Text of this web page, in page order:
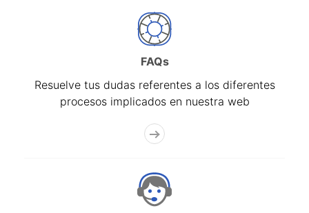
FAQs
Resuelve tus dudas referentes a los diferentes
procesos implicados en nuestra web